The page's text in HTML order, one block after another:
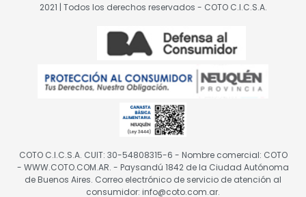
2021 | Todos los derechos reservados - COTO C.I.C.S.A.
COTO C.I.C.S.A. CUIT: 30-54808315-6 - Nombre comercial: COTO
- WWW.COTO.COM.AR. - Paysandú 1842 de la Ciudad Autónoma
de Buenos Aires. Correo electrónico de servicio de atención al
consumidor: info@coto.com.ar.